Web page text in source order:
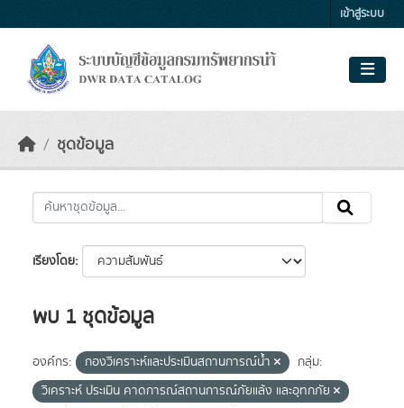
เข้าสู่ระบบ
ชุดข้อมูล
เรียงโดย
พบ 1 ชุดข้อมูล
องค์กร: กองวิเคราะห์และประเมินสถานการณ์น้ำ
กลุ่ม:
วิเคราะห์ ประเมิน คาดการณ์สถานการณ์ภัยแล้ง และอุทกภัย